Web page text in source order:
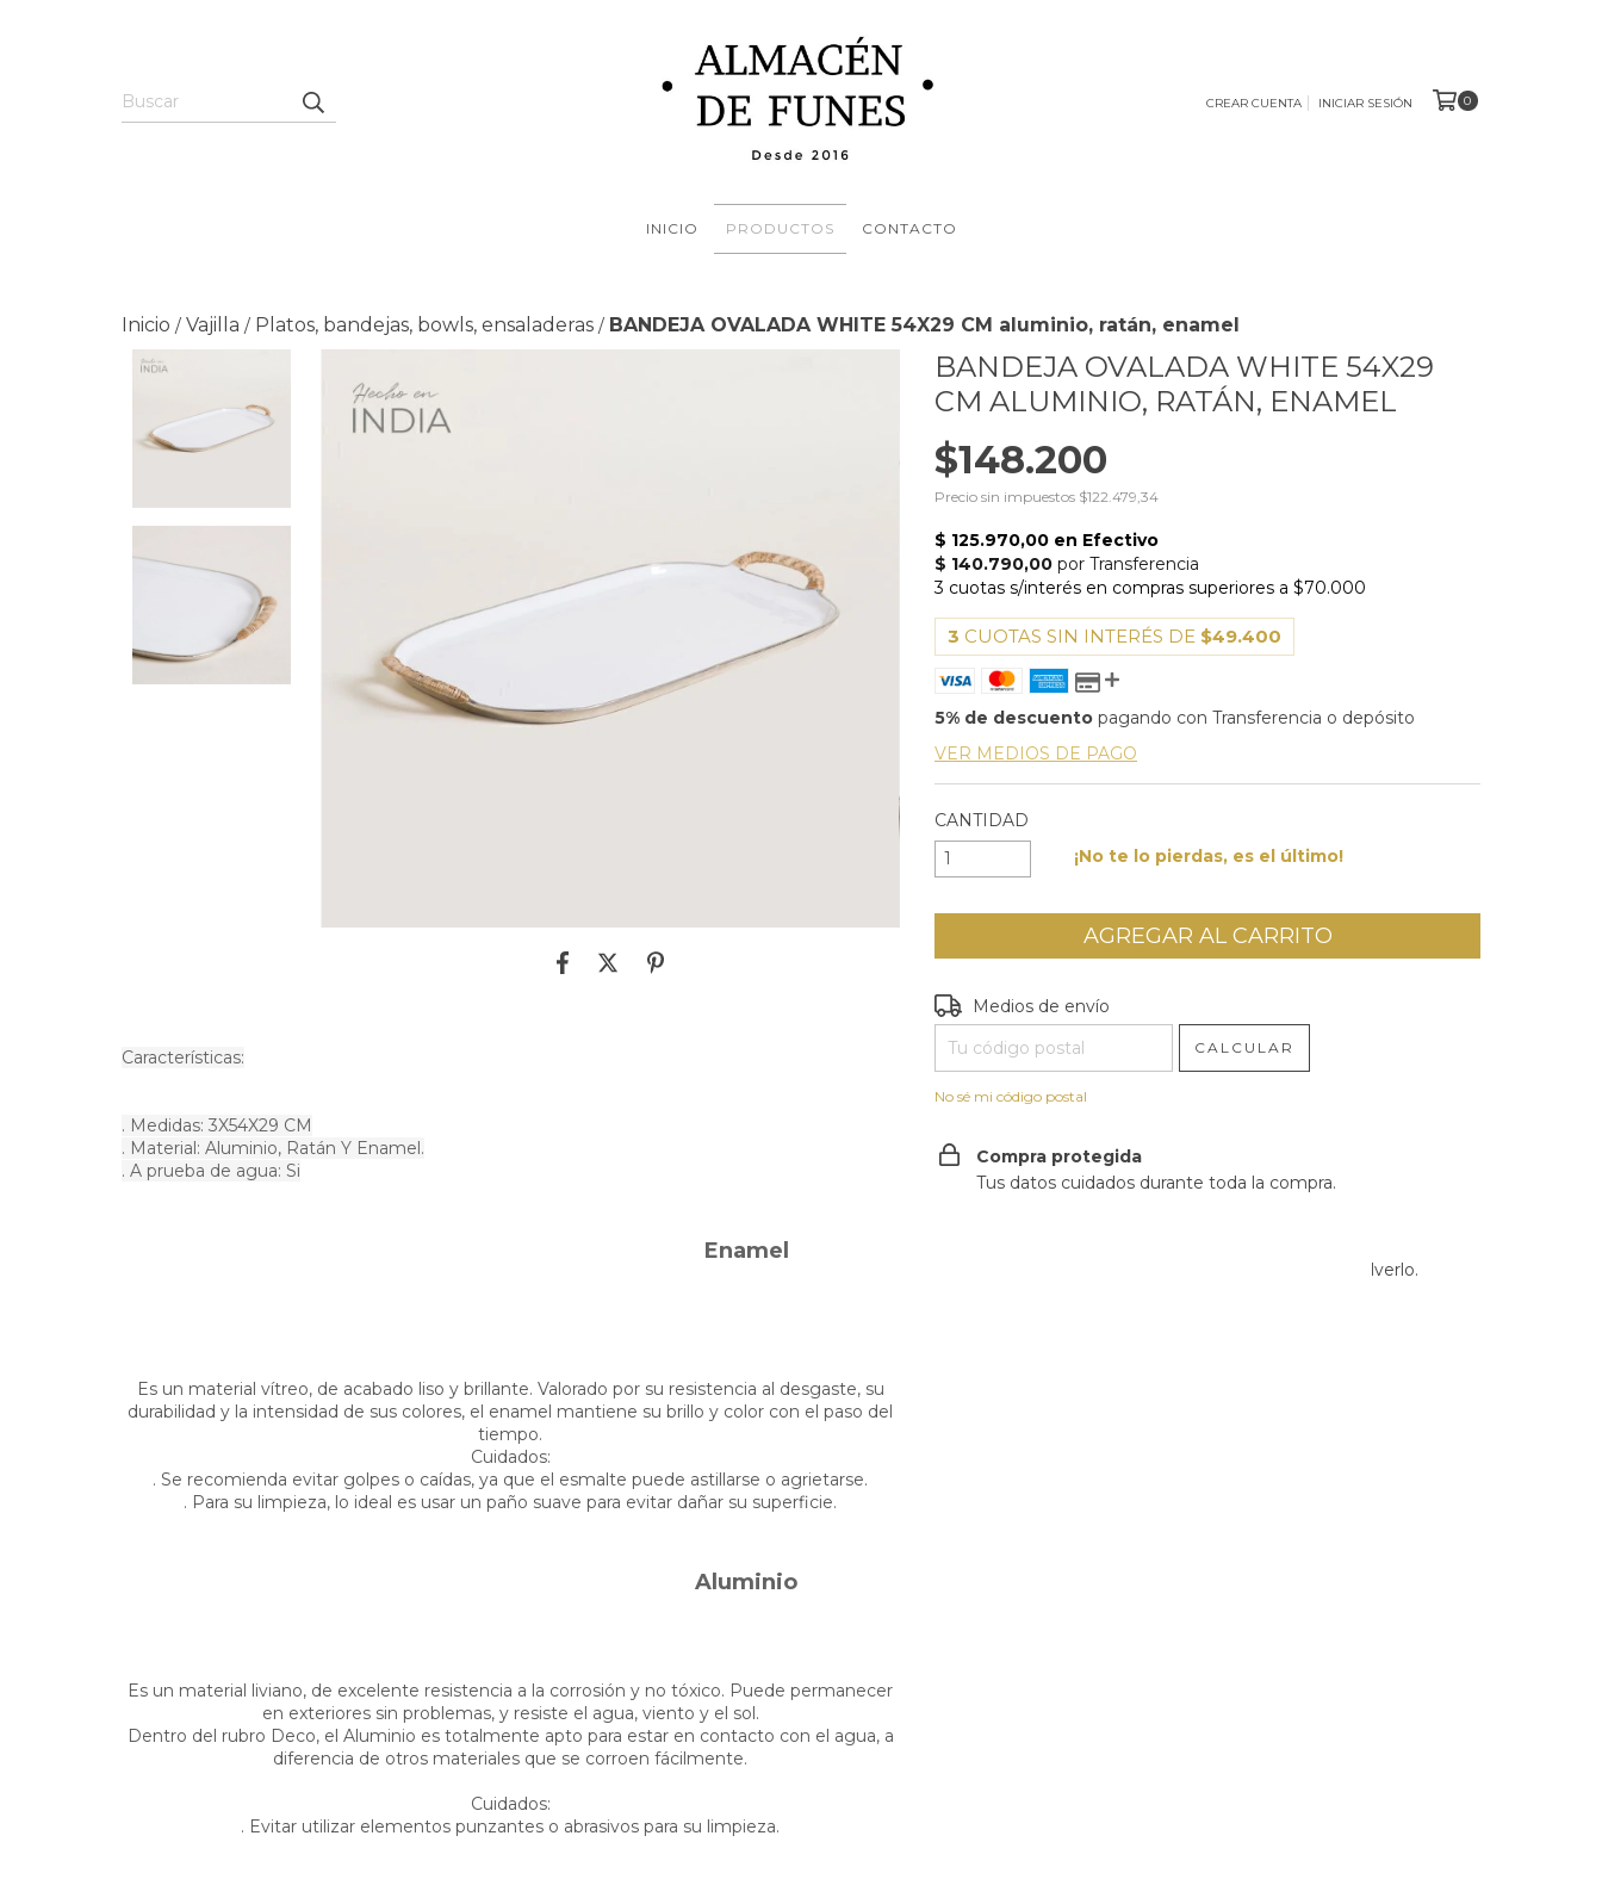
CREAR CUENTA INICIAR SESIÓN 0
INICIO PRODUCTOS CONTACTO
Inicio / Vajilla / Platos, bandejas, bowls, ensaladeras / BANDEJA OVALADA WHITE 54X29 CM aluminio, ratán, enamel
Características:
. Medidas: 3X54X29 CM
. Material: Aluminio, Ratán Y Enamel.
. A prueba de agua: Si
Enamel
Es un material vítreo, de acabado liso y brillante. Valorado por su resistencia al desgaste, su
durabilidad y la intensidad de sus colores, el enamel mantiene su brillo y color con el paso del
tiempo.
Cuidados:
. Se recomienda evitar golpes o caídas, ya que el esmalte puede astillarse o agrietarse.
. Para su limpieza, lo ideal es usar un paño suave para evitar dañar su superficie.
Aluminio
Es un material liviano, de excelente resistencia a la corrosión y no tóxico. Puede permanecer
en exteriores sin problemas, y resiste el agua, viento y el sol.
Dentro del rubro Deco, el Aluminio es totalmente apto para estar en contacto con el agua, a
diferencia de otros materiales que se corroen fácilmente.
Cuidados:
. Evitar utilizar elementos punzantes o abrasivos para su limpieza.
BANDEJA OVALADA WHITE 54X29
CM ALUMINIO, RATÁN, ENAMEL
$148.200
Precio sin impuestos $122.479,34
3 CUOTAS SIN INTERÉS DE $49.400
5% de descuento pagando con Transferencia o depósito
VER MEDIOS DE PAGO
CANTIDAD
¡No te lo pierdas, es el último!
Entregas para el CP:
Medios de envío
CALCULAR
No sé mi código postal
Compra protegida
Tus datos cuidados durante toda la compra.
Si no te gusta, podés cambiarlo por otro o devolverlo.